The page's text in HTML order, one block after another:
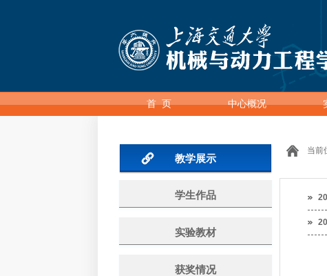
首 页 中心概况
教学展示
学生作品
实验教材
获奖情况
当前